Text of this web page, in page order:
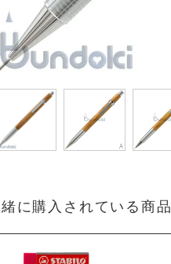
に購入されている商品